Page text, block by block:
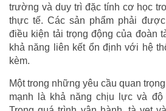
trường và duy trì đặc tính cơ học
thực tế. Các sản phẩm phải
điều kiện tải trọng động của đoàn
khả năng liên kết ổn định với hệ
kèm.
Một trong những yêu cầu quan
mạnh là khả năng chịu lực và